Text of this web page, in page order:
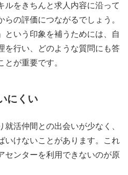
ルをきちんと求人内容に沿って
の評価につながるでしょう。
という印象を補うためには、自
を行い、どのような質問にも答
が重要です。
にくい
活仲間との出会いが少なく、
いけないことがあります。これ
センターを利用できないのが原